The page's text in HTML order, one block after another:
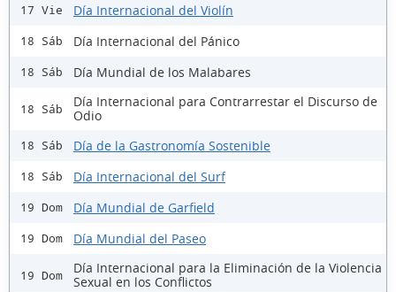
17 Vie Día Internacional del Violín
18 Sáb Día Internacional del Pánico
18 Sáb Día Mundial de los Malabares
18 Sáb
Día Internacional para Contrarrestar el Discurso de
Odio
18 Sáb Día de la Gastronomía Sostenible
18 Sáb Día Internacional del Surf
19 Dom Día Mundial de Garfield
19 Dom Día Mundial del Paseo
19 Dom
Día Internacional para la Eliminación de la Violencia
Sexual en los Conflictos